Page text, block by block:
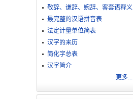
敬​辞​、​谦​辞​、​婉​辞​、​客​套​语​释​义
最完整的汉语拼音表
法定计量单位简表
汉字的来历
简化字总表
汉字简介
更多...